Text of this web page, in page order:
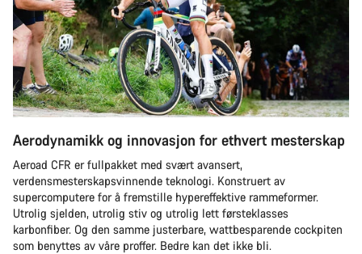
Aerodynamikk og innovasjon for ethvert mesterskap
Aeroad CFR er fullpakket med svært avansert,
verdensmesterskapsvinnende teknologi. Konstruert av
supercomputere for å fremstille hypereffektive rammeformer.
Utrolig sjelden, utrolig stiv og utrolig lett førsteklasses
karbonfiber. Og den samme justerbare, wattbesparende cockpiten
som benyttes av våre proffer. Bedre kan det ikke bli.